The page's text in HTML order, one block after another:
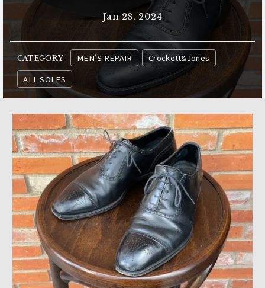
Jan 28, 2024
CATEGORY MEN'S REPAIR
Crockett&Jones
ALL SOLES